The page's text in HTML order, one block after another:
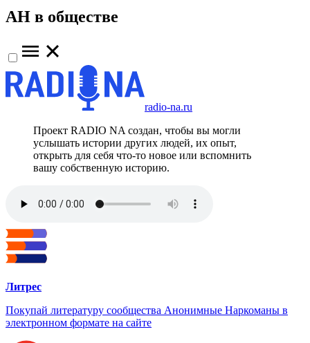
АН в обществе
radio-na.ru
Проект RADIO NA создан, чтобы вы могли
услышать истории других людей, их опыт,
открыть для себя что-то новое или вспомнить
вашу собственную историю.
Литрес
Покупай литературу сообщества Анонимные Наркоманы в
электронном формате на сайте